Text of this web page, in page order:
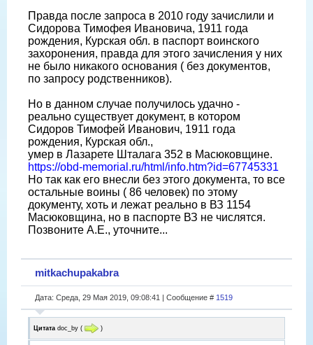
Правда после запроса в 2010 году зачислили и
Сидорова Тимофея Ивановича, 1911 года
рождения, Курская обл. в паспорт воинского
захоронения, правда для этого зачисления у них
не было никакого основания ( без документов,
по запросу родственников).
Но в данном случае получилось удачно -
реально существует документ, в котором
Сидоров Тимофей Иванович, 1911 года
рождения, Курская обл.,
умер в Лазарете Шталага 352 в Масюковщине.
https://obd-memorial.ru/html/info.htm?id=67745331
Но так как его внесли без этого документа, то все
остальные воины ( 86 человек) по этому
документу, хоть и лежат реально в ВЗ 1154
Масюковщина, но в паспорте ВЗ не числятся.
Позвоните А.Е., уточните...
mitkachupakabra
Дата: Среда, 29 Мая 2019, 09:08:41 | Сообщение # 1519
Цитата doc_by ( )